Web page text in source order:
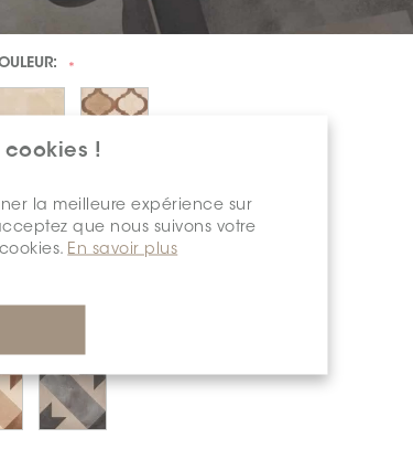
cookies !
la meilleure expérience sur
que nous suivons votre
En savoir plus
*